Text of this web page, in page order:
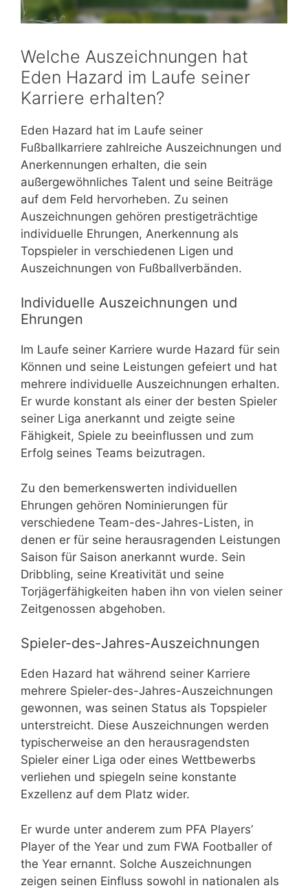
Welche Auszeichnungen hat
Eden Hazard im Laufe seiner
Karriere erhalten?
Eden Hazard hat im Laufe seiner
Fußballkarriere zahlreiche Auszeichnungen und
Anerkennungen erhalten, die sein
außergewöhnliches Talent und seine Beiträge
auf dem Feld hervorheben. Zu seinen
Auszeichnungen gehören prestigeträchtige
individuelle Ehrungen, Anerkennung als
Topspieler in verschiedenen Ligen und
Auszeichnungen von Fußballverbänden.
Individuelle Auszeichnungen und
Ehrungen
Im Laufe seiner Karriere wurde Hazard für sein
Können und seine Leistungen gefeiert und hat
mehrere individuelle Auszeichnungen erhalten.
Er wurde konstant als einer der besten Spieler
seiner Liga anerkannt und zeigte seine
Fähigkeit, Spiele zu beeinflussen und zum
Erfolg seines Teams beizutragen.
Zu den bemerkenswerten individuellen
Ehrungen gehören Nominierungen für
verschiedene Team-des-Jahres-Listen, in
denen er für seine herausragenden Leistungen
Saison für Saison anerkannt wurde. Sein
Dribbling, seine Kreativität und seine
Torjägerfähigkeiten haben ihn von vielen seiner
Zeitgenossen abgehoben.
Spieler-des-Jahres-Auszeichnungen
Eden Hazard hat während seiner Karriere
mehrere Spieler-des-Jahres-Auszeichnungen
gewonnen, was seinen Status als Topspieler
unterstreicht. Diese Auszeichnungen werden
typischerweise an den herausragendsten
Spieler einer Liga oder eines Wettbewerbs
verliehen und spiegeln seine konstante
Exzellenz auf dem Platz wider.
Er wurde unter anderem zum PFA Players’
Player of the Year und zum FWA Footballer of
the Year ernannt. Solche Auszeichnungen
zeigen seinen Einfluss sowohl in nationalen als